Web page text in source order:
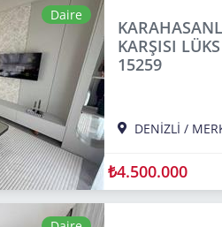
Daire
KARŞISI
15259
DENİZLİ /
₺4.500.000